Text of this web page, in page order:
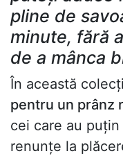
pline de
minute, fără
de a mânca
În această
pentru un prânz
cei care au
renunțe la